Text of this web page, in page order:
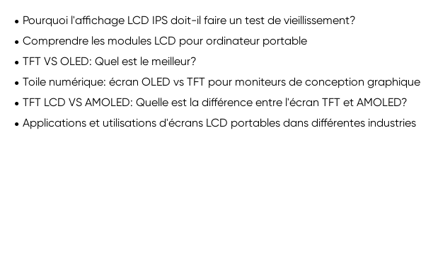
Pourquoi l'affichage LCD IPS doit-il faire un test de vieillissement?
Comprendre les modules LCD pour ordinateur portable
TFT VS OLED: Quel est le meilleur?
Toile numérique: écran OLED vs TFT pour moniteurs de conception graphique
TFT LCD VS AMOLED: Quelle est la différence entre l'écran TFT et AMOLED?
Applications et utilisations d'écrans LCD portables dans différentes industries